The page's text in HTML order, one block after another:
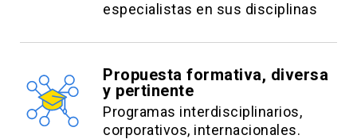
especialistas en sus disciplinas
Propuesta formativa, diversa
y pertinente
Programas interdisciplinarios,
corporativos, internacionales.